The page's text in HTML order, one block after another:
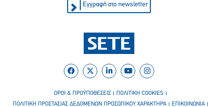
Εγγραφή στο newsletter
ΟΡΟΙ & ΠΡΟΫΠΟΘΕΣΕΙΣ
ΠΟΛΙΤΙΚΗ COOKIES
ΠΟΛΙΤΙΚΗ ΠΡΟΣΤΑΣΙΑΣ ΔΕΔΟΜΕΝΩΝ ΠΡΟΣΩΠΙΚΟΥ ΧΑΡΑΚΤΗΡΑ
ΕΠΙΚΟΙΝΩΝΙΑ